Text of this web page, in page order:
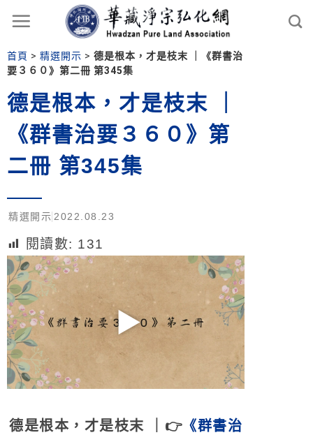
首頁 > 精選開示 > 德是根本，才是枝末 ｜《群書治
要３６０》第二冊 第345集
德是根本，才是枝末 ｜
《群書治要３６０》第
二冊 第345集
精選開示 2022.08.23
閱讀數: 131
德是根本，才是枝末 ｜👉 《群書治